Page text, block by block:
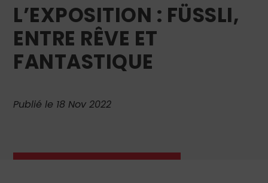
L’EXPOSITION : FÜSSLI,
ENTRE RÊVE ET
FANTASTIQUE
Publié le 18 Nov 2022